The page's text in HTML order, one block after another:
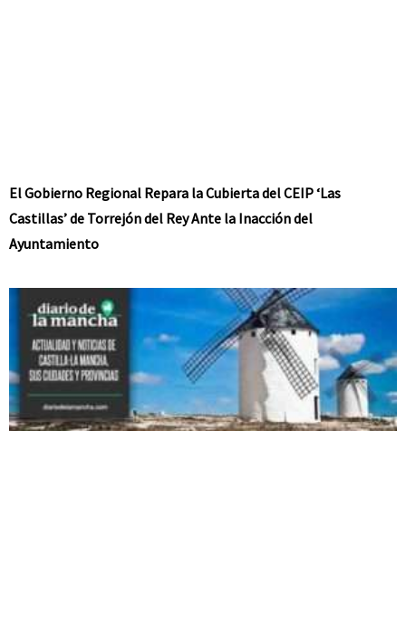
El Gobierno Regional Repara la Cubierta del CEIP ‘Las
Castillas’ de Torrejón del Rey Ante la Inacción del
Ayuntamiento